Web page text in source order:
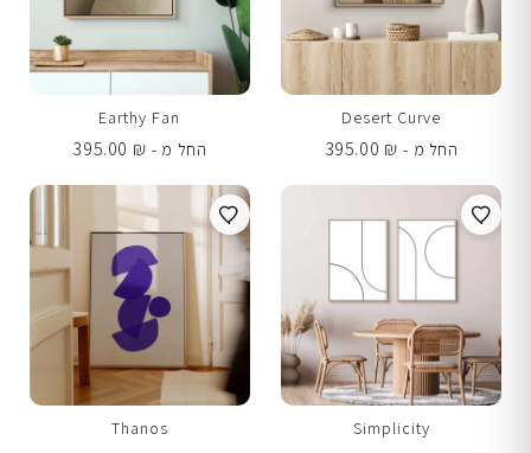
Desert Curve
החל מ -
395.00 ₪
Earthy Fan
החל מ -
395.00 ₪
Simplicity
Thanos